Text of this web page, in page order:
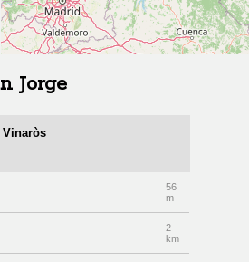
Jorge
Vinaròs
56
m
2
km